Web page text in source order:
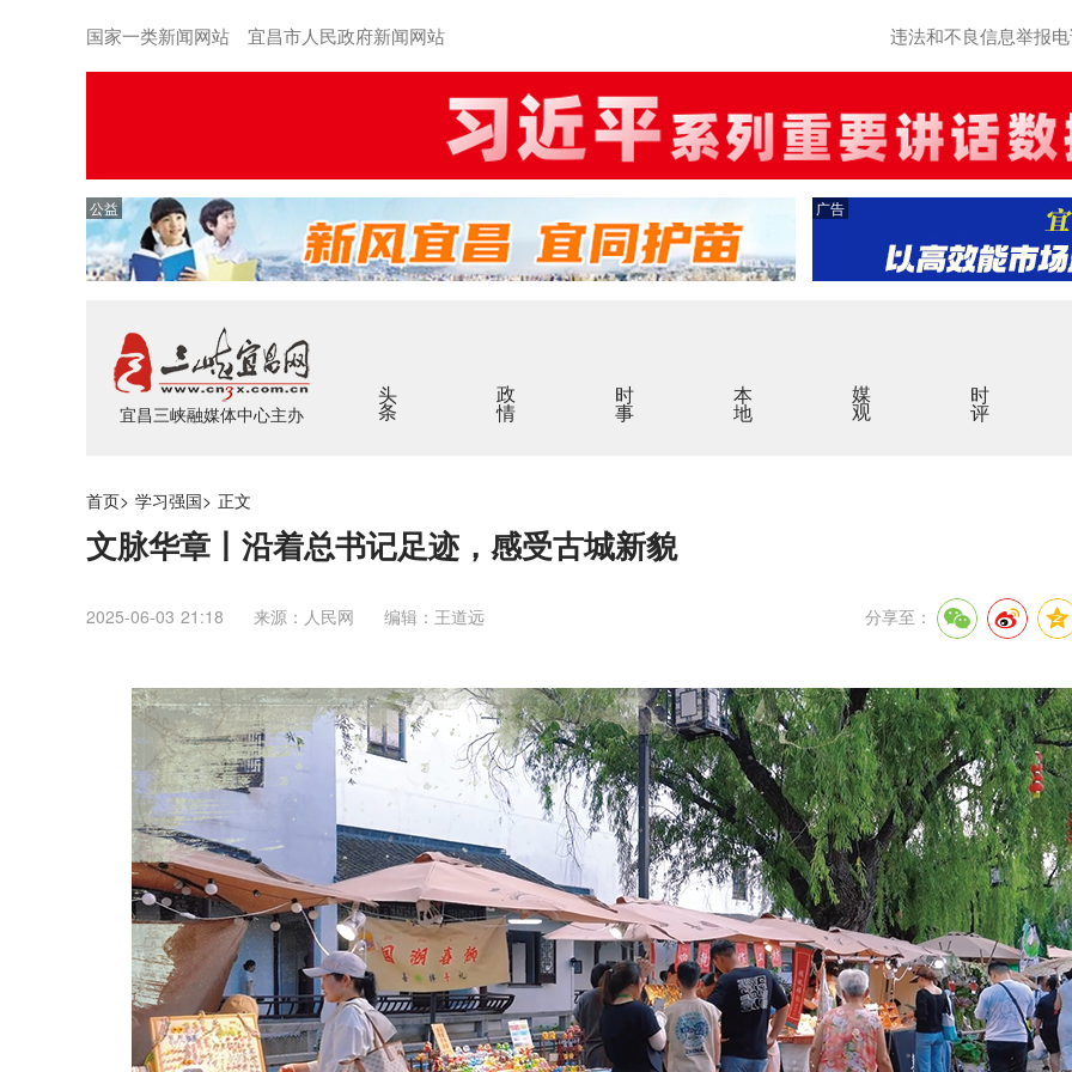
国家一类新闻网站 宜昌市人民政府新闻网站 违法和不良信息举报
公益 广告
宜昌三峡融媒体中心主办
头条 政情 时事 本地 媒观 时评
首页> 学习强国> 正文
文脉华章丨沿着总书记足迹，感受古城新貌
2025-06-03 21:18 来源：人民网 编辑：王道远 分享至：